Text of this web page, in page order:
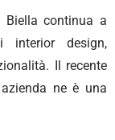
Biella continua a
interior design,
Il recente
ne è una